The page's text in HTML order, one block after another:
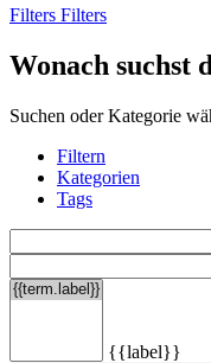
Filters Filters
Wonach suchst
Suchen oder Kategorie
Filtern
Kategorien
Tags
{{label}}